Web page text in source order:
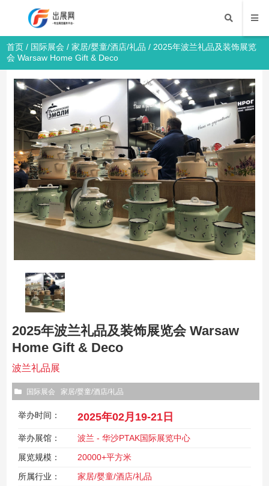
首页 / 国际展会 /家居/婴童/酒店/礼品 / 2025年波兰礼品及装饰展览
会 Warsaw Home Gift & Deco
2025年波兰礼品及装饰展览会 Warsaw
Home Gift & Deco
波兰礼品展
国际展会 家居/婴童/酒店/礼品
举办时间： 2025年02月19-21日
举办展馆：
波兰 - 华沙PTAK国际展览中心
展览规模：
20000+平方米
所属行业：
家居/婴童/酒店/礼品